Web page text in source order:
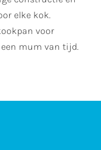
elke kok.
voor
mum van tijd.